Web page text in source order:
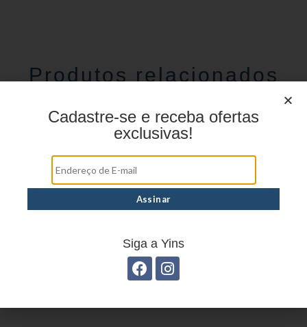
Produtos relacionados
MOCHILA EXECUTIVA
MOCHILA EXECUTIVA
Cadastre-se e receba ofertas
exclusivas!
Siga a Yins